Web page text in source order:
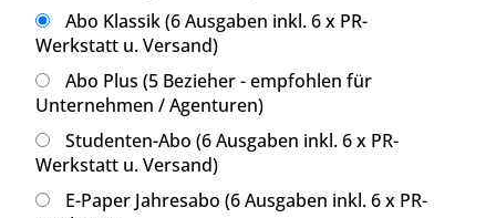
Abo Klassik (6 Ausgaben inkl. 6 x PR-
Werkstatt u. Versand)
Abo Plus (5 Bezieher - empfohlen für
Unternehmen / Agenturen)
Studenten-Abo (6 Ausgaben inkl. 6 x PR-
Werkstatt u. Versand)
E-Paper Jahresabo (6 Ausgaben inkl. 6 x PR-